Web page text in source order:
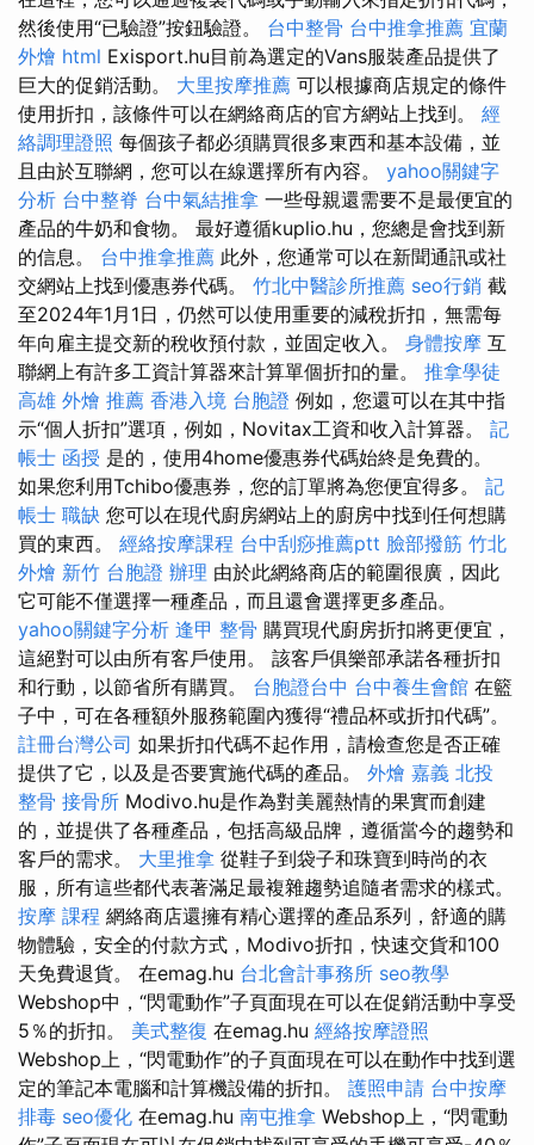
然後使用“已驗證”按鈕驗證。 台中整骨 台中推拿推薦 宜蘭
外燴 html Exisport.hu目前為選定的Vans服裝產品提供了
巨大的促銷活動。 大里按摩推薦 可以根據商店規定的條件
使用折扣，該條件可以在網絡商店的官方網站上找到。 經
絡調理證照 每個孩子都必須購買很多東西和基本設備，並
且由於互聯網，您可以在線選擇所有內容。 yahoo關鍵字
分析 台中整脊 台中氣結推拿 一些母親還需要不是最便宜的
產品的牛奶和食物。 最好遵循kuplio.hu，您總是會找到新
的信息。 台中推拿推薦 此外，您通常可以在新聞通訊或社
交網站上找到優惠券代碼。 竹北中醫診所推薦 seo行銷 截
至2024年1月1日，仍然可以使用重要的減稅折扣，無需每
年向雇主提交新的稅收預付款，並固定收入。 身體按摩 互
聯網上有許多工資計算器來計算單個折扣的量。 推拿學徒
高雄 外燴 推薦 香港入境 台胞證 例如，您還可以在其中指
示“個人折扣”選項，例如，Novitax工資和收入計算器。 記
帳士 函授 是的，使用4home優惠券代碼始終是免費的。
如果您利用Tchibo優惠券，您的訂單將為您便宜得多。 記
帳士 職缺 您可以在現代廚房網站上的廚房中找到任何想購
買的東西。 經絡按摩課程 台中刮痧推薦ptt 臉部撥筋 竹北
外燴 新竹 台胞證 辦理 由於此網絡商店的範圍很廣，因此
它可能不僅選擇一種產品，而且還會選擇更多產品。
yahoo關鍵字分析 逢甲 整骨 購買現代廚房折扣將更便宜，
這絕對可以由所有客戶使用。 該客戶俱樂部承諾各種折扣
和行動，以節省所有購買。 台胞證台中 台中養生會館 在籃
子中，可在各種額外服務範圍內獲得“禮品杯或折扣代碼”。
註冊台灣公司 如果折扣代碼不起作用，請檢查您是否正確
提供了它，以及是否要實施代碼的產品。 外燴 嘉義 北投
整骨 接骨所 Modivo.hu是作為對美麗熱情的果實而創建
的，並提供了各種產品，包括高級品牌，遵循當今的趨勢和
客戶的需求。 大里推拿 從鞋子到袋子和珠寶到時尚的衣
服，所有這些都代表著滿足最複雜趨勢追隨者需求的樣式。
按摩 課程 網絡商店還擁有精心選擇的產品系列，舒適的購
物體驗，安全的付款方式，Modivo折扣，快速交貨和100
天免費退貨。 在emag.hu 台北會計事務所 seo教學
Webshop中，“閃電動作”子頁面現在可以在促銷活動中享受
5％的折扣。 美式整復 在emag.hu 經絡按摩證照
Webshop上，“閃電動作”的子頁面現在可以在動作中找到選
定的筆記本電腦和計算機設備的折扣。 護照申請 台中按摩
排毒 seo優化 在emag.hu 南屯推拿 Webshop上，“閃電動